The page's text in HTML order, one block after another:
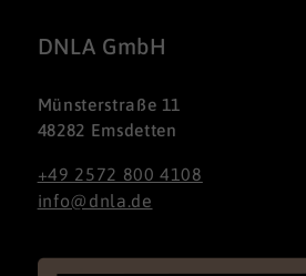
DNLA GmbH
Münsterstraße 11
48282 Emsdetten
+49 2572 800 4108
info@dnla.de